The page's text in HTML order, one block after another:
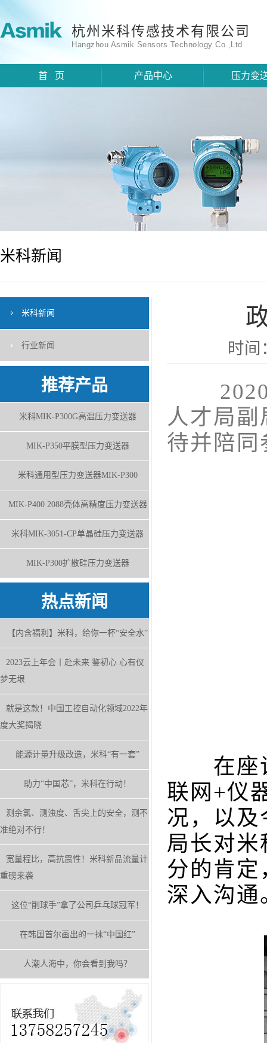
杭州米科传感技术有限公司
Hangzhou Asmik Sensors Technology Co.,Ltd
首 页 产品中心 压力变
米科新闻
米科新闻
行业新闻
推荐产品
米科MIK-P300G高温压力变送器
MIK-P350平膜型压力变送器
米科通用型压力变送器MIK-P300
MIK-P400 2088壳体高精度压力变送器
米科MIK-3051-CP单晶硅压力变送器
MIK-P300扩散硅压力变送器
热点新闻
【内含福利】米科，给你一杯“安全水”
2023云上年会丨赴未来 鉴初心 心有仪
梦无垠
就是这款！中国工控自动化领域2022年
度大奖揭晓
能源计量升级改造，米科“有一套”
助力“中国芯”，米科在行动！
测余氯、测浊度、舌尖上的安全，测不
准绝对不行！
宽量程比，高抗震性！米科新品流量计
重磅来袭
这位“削球手”拿了公司乒乓球冠军！
在韩国首尔画出的一抹“中国红”
人潮人海中，你会看到我吗？
时间
2020年
人才局
待并陪同
在座谈
联网+仪
况，以及
局长对米
分的肯定
深入沟通